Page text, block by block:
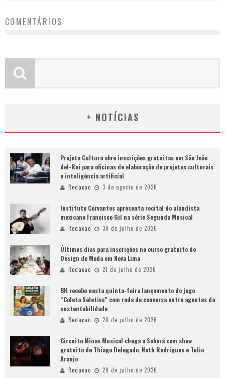
COMENTÁRIOS
+ NOTÍCIAS
Projeta Cultura abre inscrições gratuitas em São João
del-Rei para oficinas de elaboração de projetos culturais
e inteligência artificial
Redacao 3 de agosto de 2026
Instituto Cervantes apresenta recital do alaudista
mexicano Francisco Gil na série Segunda Musical
Redacao 30 de julho de 2026
Últimos dias para inscrições no curso gratuito de
Design de Moda em Nova Lima
Redacao 21 de julho de 2026
BH recebe nesta quinta-feira lançamento do jogo
“Coleta Seletiva” com roda de conversa entre agentes da
sustentabilidade
Redacao 20 de julho de 2026
Circuito Minas Musical chega a Sabará com show
gratuito de Thiago Delegado, Nath Rodrigues e Tulio
Araujo
Redacao 20 de julho de 2026